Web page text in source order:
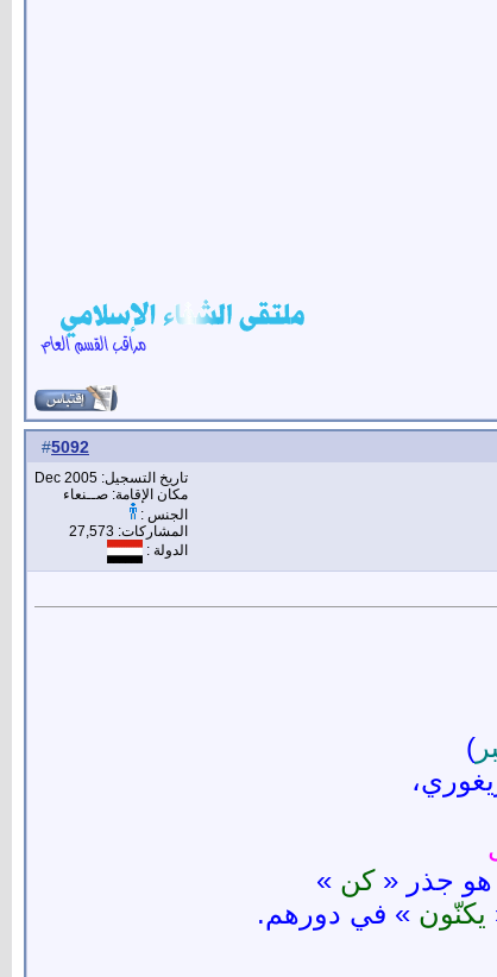
5092
تاريخ التسجيل: Dec 2005
مكان الإقامة: صــنعاء
الجنس :
المشاركات: 27,573
الدولة :
)
هو جذر «كن »
يكنّون » في دورهم.